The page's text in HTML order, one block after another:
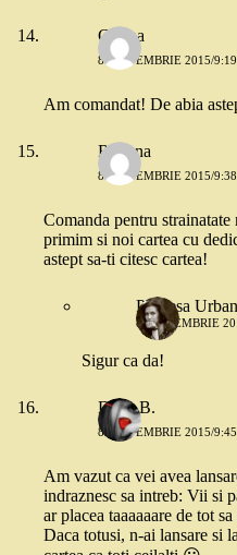
Corina
8 SEPTEMBRIE 2015/
Am comandat! De abia
Roxana
8 SEPTEMBRIE 2015/
Comanda pentru strainatate
primim si noi cartea cu
astept sa-ti citesc cartea!
Printesa
8 SEPTEMBRIE
Sigur ca da!
Dana B.
8 SEPTEMBRIE 2015/
Am vazut ca vei avea
indraznesc sa intreb: Vii si
ar placea taaaaaare de tot
Daca totusi, n-ai lansare si